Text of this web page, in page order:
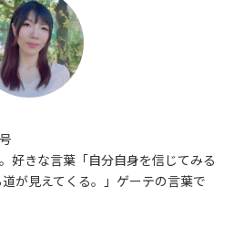
好きな言葉「自分自身を信じてみる
が見えてくる。」ゲーテの言葉で